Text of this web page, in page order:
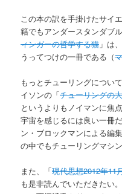
この本の訳を手掛けたサイ
籍でもアンダースタンダブ
ィンガーの哲学する猫 」は
うってつけの一冊である（
もっとチューリングについ
イソンの「チューリングの
というよりもノイマンに焦
宇宙を感じるには良い一冊
ン・ブロックマンによる編
の中でもチューリングマシ
また、「現代思想2012年11
も是非読んでいただきたい